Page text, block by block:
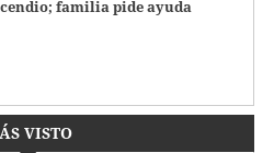
familia pide ayuda
VISTO